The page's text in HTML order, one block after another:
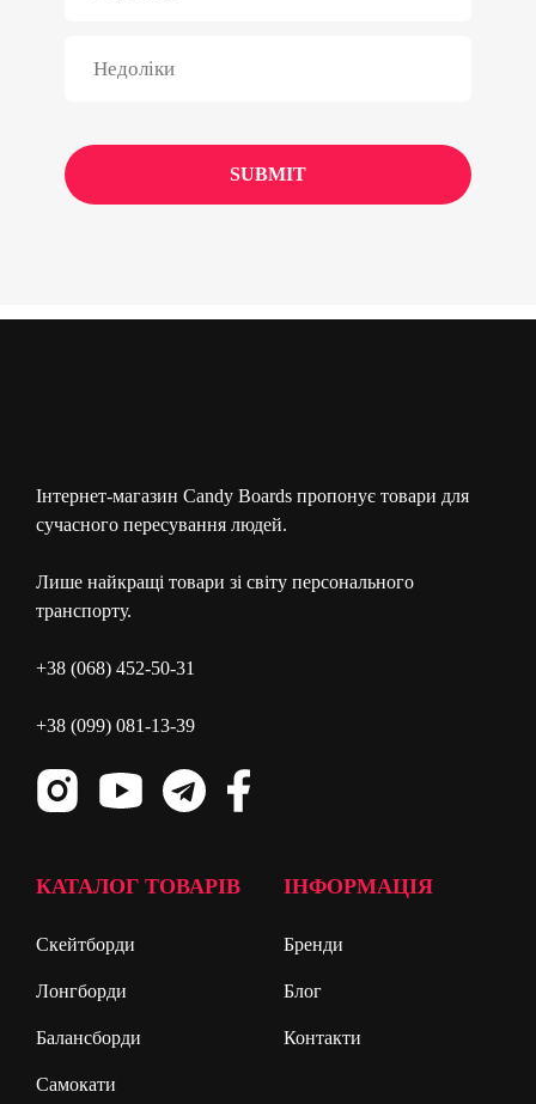
Інтернет-магазин Candy Boards пропонує товари для
сучасного пересування людей.
Лише найкращі товари зі світу персонального
транспорту.
+38 (068) 452-50-31
+38 (099) 081-13-39
КАТАЛОГ ТОВАРІВ
Скейтборди
Лонгборди
Балансборди
Самокати
ІНФОРМАЦІЯ
Бренди
Блог
Контакти